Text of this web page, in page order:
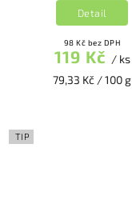
98 Kč bez DPH
119 Kč / ks
79,33 Kč / 100 g
Detail
TIP